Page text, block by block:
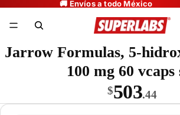
Jarrow Formulas, 5-
100 mg 60 vcaps
$503.44